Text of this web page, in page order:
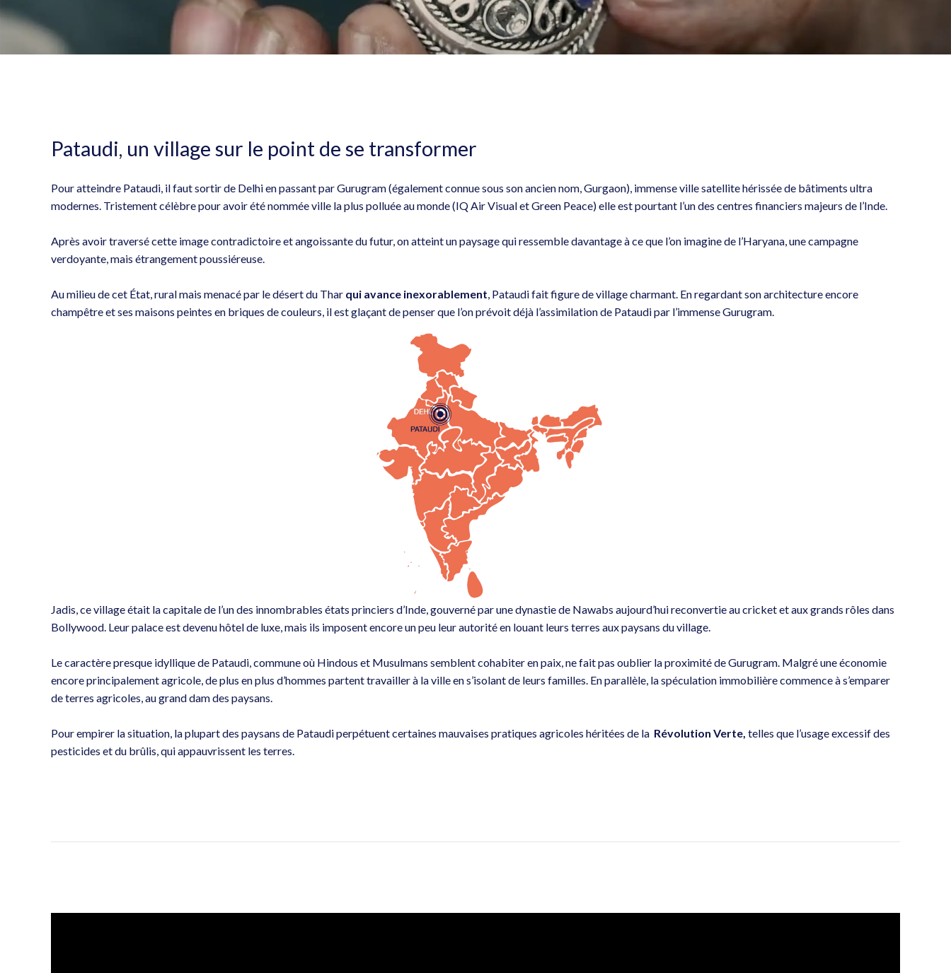
Pataudi, un village sur le point de se transformer
Pour atteindre Pataudi, il faut sortir de Delhi en passant par Gurugram (également connue sous son ancien nom, Gurgaon), immense ville satellite hérissée de bâtiments ultra
modernes. Tristement célèbre pour avoir été nommée ville la plus polluée au monde (IQ Air Visual et Green Peace) elle est pourtant l’un des centres financiers majeurs de l’Inde.
Après avoir traversé cette image contradictoire et angoissante du futur, on atteint un paysage qui ressemble davantage à ce que l’on imagine de l’Haryana, une campagne
verdoyante, mais étrangement poussiéreuse.
Au milieu de cet État, rural mais menacé par le désert du Thar qui avance inexorablement, Pataudi fait figure de village charmant. En regardant son architecture encore
champêtre et ses maisons peintes en briques de couleurs, il est glaçant de penser que l’on prévoit déjà l’assimilation de Pataudi par l’immense Gurugram.
Jadis, ce village était la capitale de l’un des innombrables états princiers d’Inde, gouverné par une dynastie de Nawabs aujourd’hui reconvertie au cricket et aux grands rôles dans
Bollywood. Leur palace est devenu hôtel de luxe, mais ils imposent encore un peu leur autorité en louant leurs terres aux paysans du village.
Le caractère presque idyllique de Pataudi, commune où Hindous et Musulmans semblent cohabiter en paix, ne fait pas oublier la proximité de Gurugram. Malgré une économie
encore principalement agricole, de plus en plus d’hommes partent travailler à la ville en s’isolant de leurs familles. En parallèle, la spéculation immobilière commence à s’emparer
de terres agricoles, au grand dam des paysans.
Pour empirer la situation, la plupart des paysans de Pataudi perpétuent certaines mauvaises pratiques agricoles héritées de la Révolution Verte, telles que l’usage excessif des
pesticides et du brûlis, qui appauvrissent les terres.